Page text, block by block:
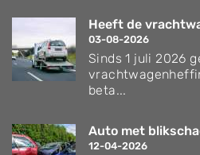
Heeft de
03-08-2026
Sinds 1 juli 2026
beta...
Auto met
12-04-2026